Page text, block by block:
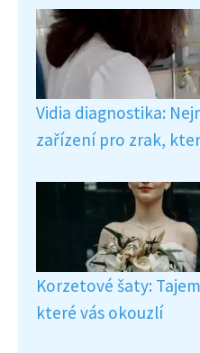
Vidia diagnostika:
zařízení pro zrak,
Korzetové šaty:
které vás okouzlí